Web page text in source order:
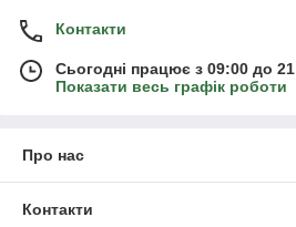
Контакти
Сьогодні працює з 09:00 до
Показати весь графік роботи
Про нас
Контакти